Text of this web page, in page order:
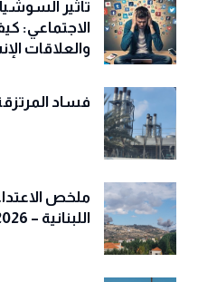
تأثير
الاجتماعي:
والعلاقات
فساد
ملخص
اللبنانية – 6/5/2026